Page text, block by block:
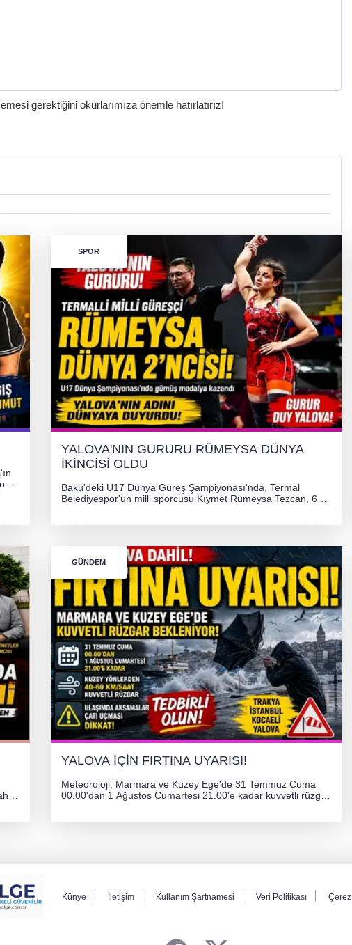
gerektiğini okurlarımıza önemle hatırlatırız!
SPOR
YALOVA'NIN GURURU RÜMEYSA DÜNYA
İKİNCİSİ OLDU
Bakü'deki U17 Dünya Güreş Şampiyonası'nda, Termal
Belediyespor'un milli sporcusu Kıymet Rümeysa Tezcan, 69
GÜNDEM
YALOVA İÇİN FIRTINA UYARISI!
Meteoroloji; Marmara ve Kuzey Ege'de 31 Temmuz Cuma
00.00'dan 1 Ağustos Cumartesi 21.00'e kadar kuvvetli rüzgar
Künye İletişim Kullanım Şartnamesi Veri Politikası Çerez